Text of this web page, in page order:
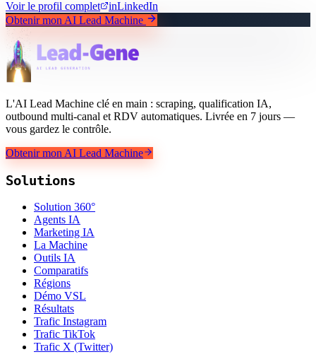
Voir le profil complet inLinkedIn
Obtenir mon AI Lead Machine
L'AI Lead Machine clé en main : scraping, qualification IA,
outbound multi-canal et RDV automatiques. Livrée en 7 jours —
vous gardez le contrôle.
Obtenir mon AI Lead Machine
Solutions
Solution 360°
Agents IA
Marketing IA
La Machine
Outils IA
Comparatifs
Régions
Démo VSL
Résultats
Trafic Instagram
Trafic TikTok
Trafic X (Twitter)